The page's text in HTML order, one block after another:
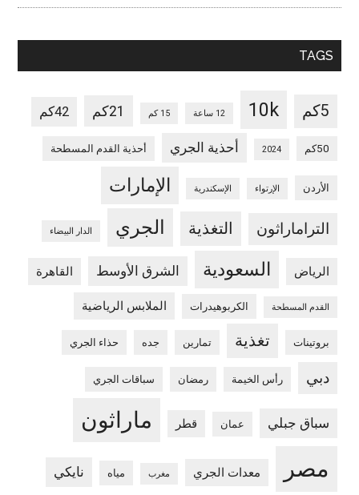
TAGS
5كم 10k 12 ساعة 15 كم 21كم 42كم
50كم 2024 أحذية الجري أحذية القدم المسطحة
الأردن الإرتواء الإسكندرية الإمارات
التراماراثون التغذية الجري الدار البيضاء
الرياض السعودية الشرق الأوسط القاهرة
القدم المسطحة الكربوهيدرات الملابس الرياضية
بروتينات تغذية تمارين جده حذاء الجري
دبي رأس الخيمة رمضان سباقات الجري
سباق جبلي عمان قطر ماراثون
مصر معدات الجري مغرب مياه نايكي